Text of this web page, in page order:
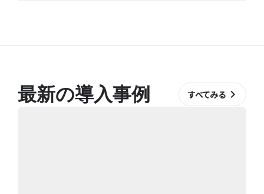
最新の導入事例 すべてみる keyboard_arrow_right